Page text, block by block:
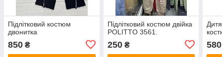
Підлітковий костюм
двонитка
850 ₴
Підлітковий костюм двійка
POLITTO 3561.
250₴ 580